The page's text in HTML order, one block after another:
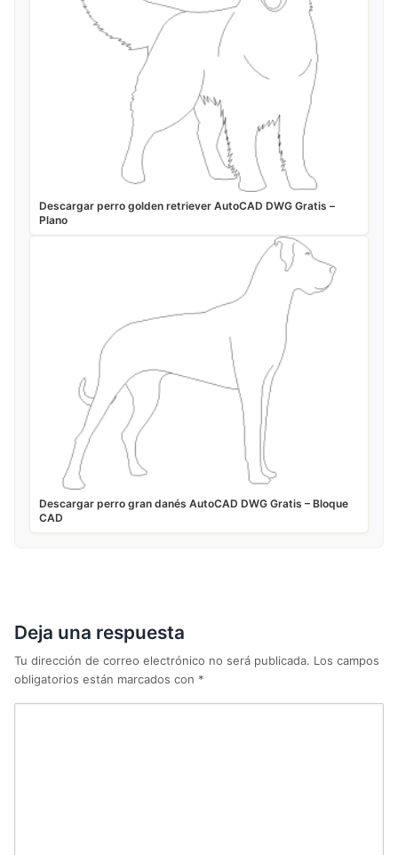
Descargar perro golden retriever AutoCAD DWG Gratis –
Plano
Descargar perro gran danés AutoCAD DWG Gratis – Bloque
CAD
Deja una respuesta
Tu dirección de correo electrónico no será publicada. Los campos
obligatorios están marcados con *